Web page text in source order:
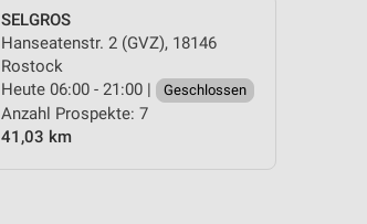
SELGROS
Hanseatenstr. 2 (GVZ), 18146
Rostock
Heute 06:00 - 21:00 |
Geschlossen
Anzahl Prospekte: 7
41,03 km